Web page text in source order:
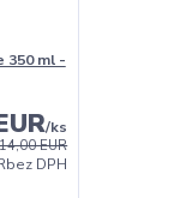
350 ml -
14,00 EUR
/ks
bez DPH